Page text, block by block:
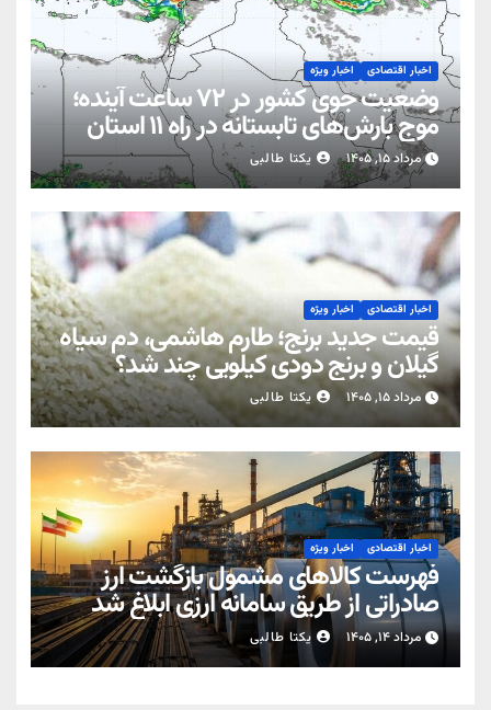
اخبار اقتصادی اخبار ویژه
وضعیت جوی کشور در ۷۲ ساعت آینده؛
موج بارش‌های تابستانه در راه ۱۱ استان
مرداد ۱۵, ۱۴۰۵ یکتا طالبی
اخبار اقتصادی اخبار ویژه
قیمت جدید برنج؛ طارم هاشمی، دم سیاه
گیلان و برنج دودی کیلویی چند شد؟
مرداد ۱۵, ۱۴۰۵ یکتا طالبی
اخبار اقتصادی اخبار ویژه
فهرست کالاهای مشمول بازگشت ارز
صادراتی از طریق سامانه ارزی ابلاغ شد
مرداد ۱۴, ۱۴۰۵ یکتا طالبی